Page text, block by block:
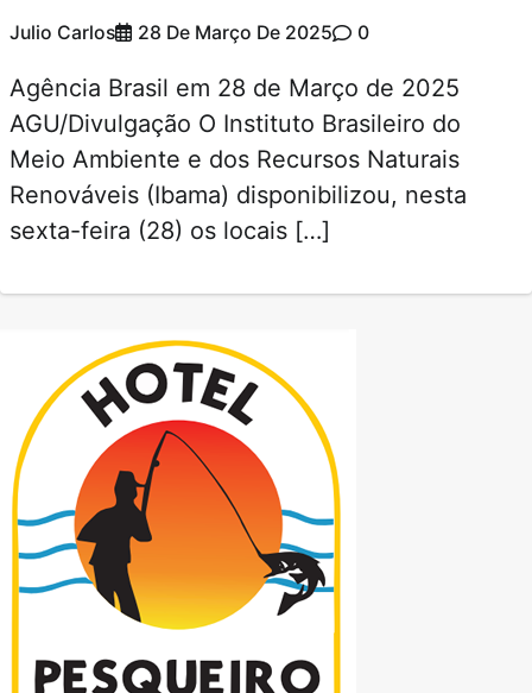
Julio Carlos 28 De Março De 2025 0
Agência Brasil em 28 de Março de 2025
AGU/Divulgação O Instituto Brasileiro do
Meio Ambiente e dos Recursos Naturais
Renováveis (Ibama) disponibilizou, nesta
sexta-feira (28) os locais […]